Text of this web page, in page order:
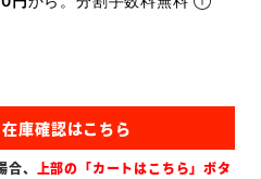
、 上部の「カートはこちら」ボタ